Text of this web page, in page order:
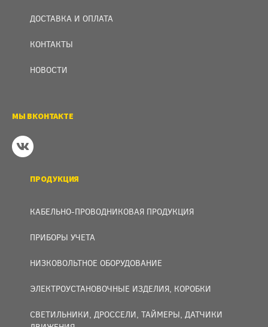
ДОСТАВКА И ОПЛАТА
КОНТАКТЫ
НОВОСТИ
МЫ ВКОНТАКТЕ
ПРОДУКЦИЯ
КАБЕЛЬНО-ПРОВОДНИКОВАЯ ПРОДУКЦИЯ
ПРИБОРЫ УЧЕТА
НИЗКОВОЛЬТНОЕ ОБОРУДОВАНИЕ
ЭЛЕКТРОУСТАНОВОЧНЫЕ ИЗДЕЛИЯ, КОРОБКИ
СВЕТИЛЬНИКИ, ДРОССЕЛИ, ТАЙМЕРЫ, ДАТЧИКИ